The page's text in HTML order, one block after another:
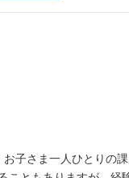
子さま一人ひとりの